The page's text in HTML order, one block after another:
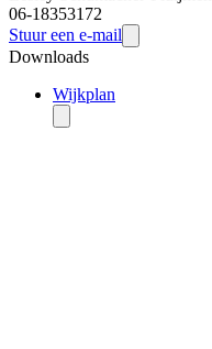
06-18353172
Stuur een e-mail
Downloads
Wijkplan